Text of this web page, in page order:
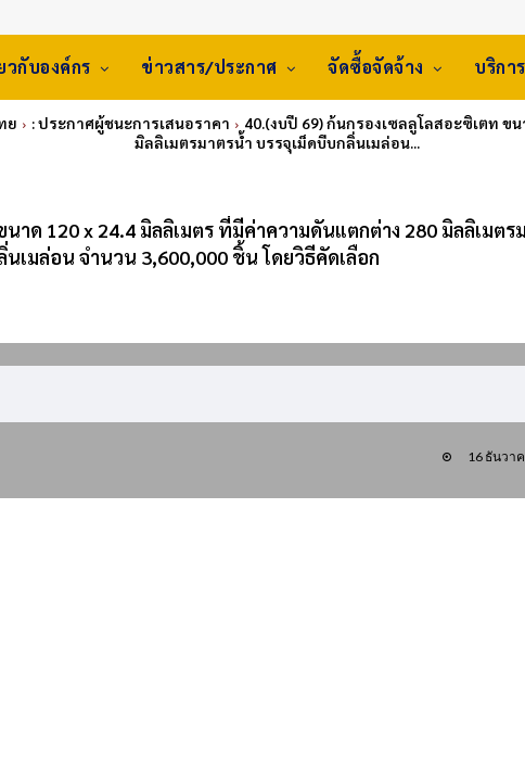
วกับองค์กร ข่าวสาร/ประกาศ จัดซื้อจัดจ้าง บริกา
ย : ประกาศผู้ชนะการเสนอราคา
40.(งบปี 69) ก้นกรองเซลลูโลสอะซิเตท ข
มิลลิเมตรมาตรน้ำ บรรจุเม็ดบีบกลิ่นเมล่อน...
าด 120 x 24.4 มิลลิเมตร ที่มีค่าความดันแตกต่าง 280 มิลลิเมตร
เมล่อน จำนวน 3,600,000 ชิ้น โดยวิธีคัดเลือก
16 ธันวา